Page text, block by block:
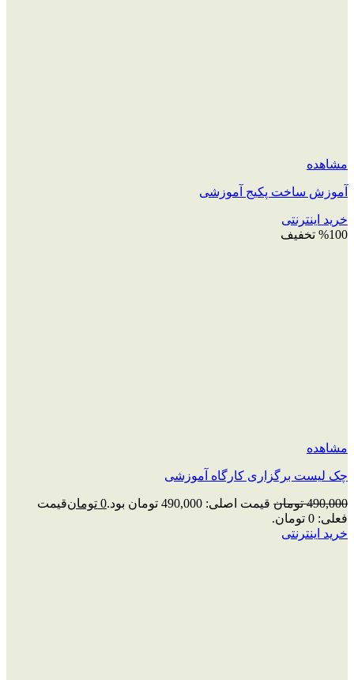
مشاهده
آموزش ساخت پکیج آموزشی
خرید اینترنتی
%100 تخفیف
مشاهده
چک‌ لیست برگزاری کارگاه آموزشی
490,000 تومان قیمت اصلی: 490,000 تومان بود. 0 تومانقیمت
فعلی: 0 تومان.
خرید اینترنتی